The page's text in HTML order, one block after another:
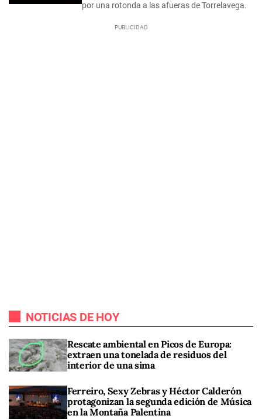
por una rotonda a las afueras de Torrelavega.
NOTICIAS DE HOY
Rescate ambiental en Picos de Europa:
extraen una tonelada de residuos del
interior de una sima
Ferreiro, Sexy Zebras y Héctor Calderón
protagonizan la segunda edición de Música
en la Montaña Palentina